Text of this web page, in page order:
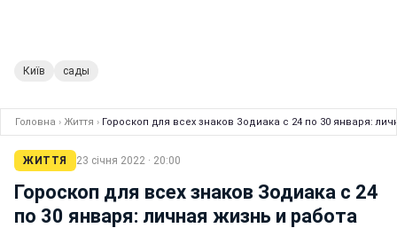
Київ сады
Головна › Життя › Гороскоп для всех знаков Зодиака с 24 по 30 января:
ЖИТТЯ 23 січня 2022 · 20:00
Гороскоп для всех знаков Зодиака с 24
по 30 января: личная жизнь и работа